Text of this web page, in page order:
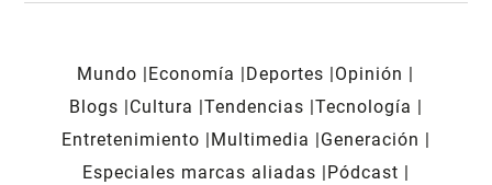
Mundo Economía Deportes
Opinión
Blogs
Cultura Tendencias Tecnología
Entretenimiento
Multimedia
Generación
Especiales marcas aliadas
Pódcast